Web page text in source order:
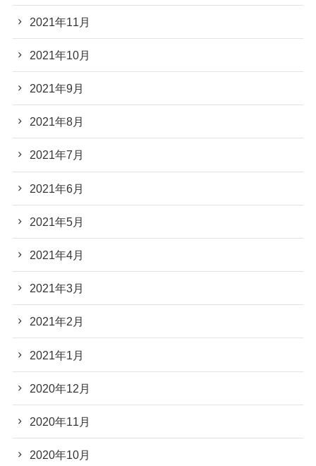
2021年11月
2021年10月
2021年9月
2021年8月
2021年7月
2021年6月
2021年5月
2021年4月
2021年3月
2021年2月
2021年1月
2020年12月
2020年11月
2020年10月